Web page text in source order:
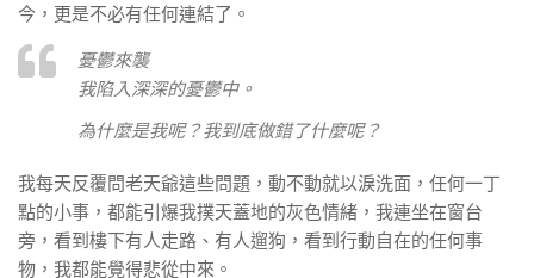
今，更是不必有任何連結了。
憂鬱來襲
我陷入深深的憂鬱中。
為什麼是我呢？我到底做錯了什麼呢？
我每天反覆問老天爺這些問題，動不動就以淚洗面，任何一丁
點的小事，都能引爆我撲天蓋地的灰色情緒，我連坐在窗台
旁，看到樓下有人走路、有人遛狗，看到行動自在的任何事
物，我都能覺得悲從中來。